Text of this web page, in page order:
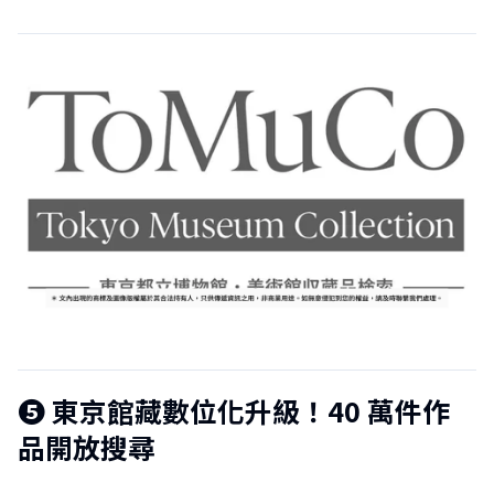
❺ 東京館藏數位化升級！40 萬件作
品開放搜尋